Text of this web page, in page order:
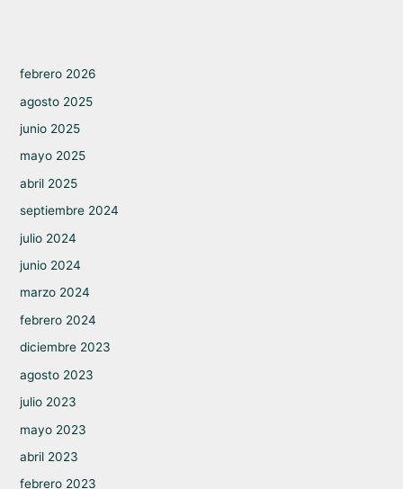
febrero 2026
agosto 2025
junio 2025
mayo 2025
abril 2025
septiembre 2024
julio 2024
junio 2024
marzo 2024
febrero 2024
diciembre 2023
agosto 2023
julio 2023
mayo 2023
abril 2023
febrero 2023